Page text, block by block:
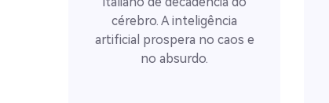
cérebro. A inteligência
artificial prospera no caos e
no absurdo.